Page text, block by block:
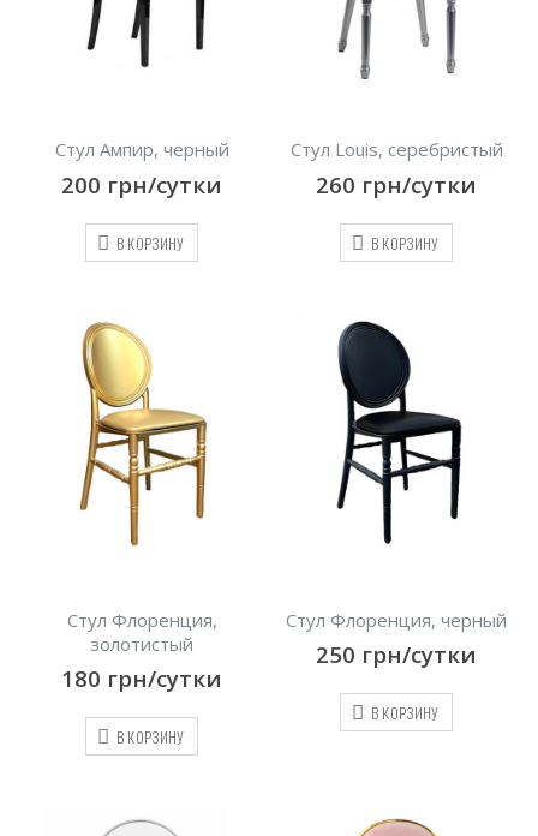
Стул Ампир, черный
200 грн/сутки
В КОРЗИНУ
Стул Louis, серебристый
260 грн/сутки
В КОРЗИНУ
Стул Флоренция,
золотистый
180 грн/сутки
В КОРЗИНУ
Стул Флоренция, черный
250 грн/сутки
В КОРЗИНУ